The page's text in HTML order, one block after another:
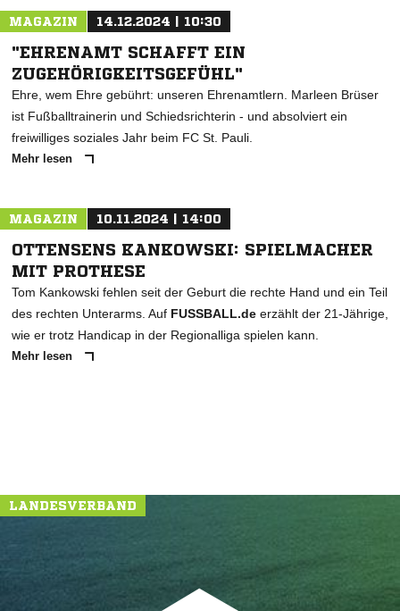
MAGAZIN 14.12.2024 | 10:30
"EHRENAMT SCHAFFT EIN
ZUGEHÖRIGKEITSGEFÜHL"
Ehre, wem Ehre gebührt: unseren Ehrenamtlern. Marleen Brüser
ist Fußballtrainerin und Schiedsrichterin - und absolviert ein
freiwilliges soziales Jahr beim FC St. Pauli.
Mehr lesen
MAGAZIN 10.11.2024 | 14:00
OTTENSENS KANKOWSKI: SPIELMACHER
MIT PROTHESE
Tom Kankowski fehlen seit der Geburt die rechte Hand und ein Teil
des rechten Unterarms. Auf FUSSBALL.de erzählt der 21-Jährige,
wie er trotz Handicap in der Regionalliga spielen kann.
Mehr lesen
LANDESVERBAND